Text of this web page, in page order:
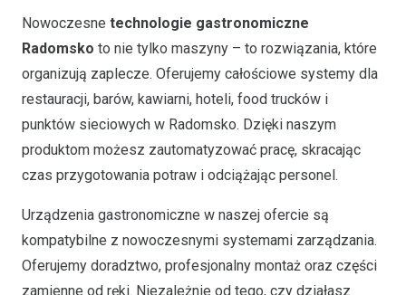
Nowoczesne technologie gastronomiczne
Radomsko to nie tylko maszyny – to rozwiązania, które
organizują zaplecze. Oferujemy całościowe systemy dla
restauracji, barów, kawiarni, hoteli, food trucków i
punktów sieciowych w Radomsko. Dzięki naszym
produktom możesz zautomatyzować pracę, skracając
czas przygotowania potraw i odciążając personel.
Urządzenia gastronomiczne w naszej ofercie są
kompatybilne z nowoczesnymi systemami zarządzania.
Oferujemy doradztwo, profesjonalny montaż oraz części
zamienne od ręki. Niezależnie od tego, czy działasz